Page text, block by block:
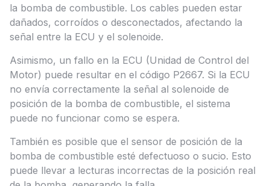
la bomba de combustible. Los cables pueden estar
dañados, corroídos o desconectados, afectando la
señal entre la ECU y el solenoide.
Asimismo, un fallo en la ECU (Unidad de Control del
Motor) puede resultar en el código P2667. Si la ECU
no envía correctamente la señal al solenoide de
posición de la bomba de combustible, el sistema
puede no funcionar como se espera.
También es posible que el sensor de posición de la
bomba de combustible esté defectuoso o sucio. Esto
puede llevar a lecturas incorrectas de la posición real